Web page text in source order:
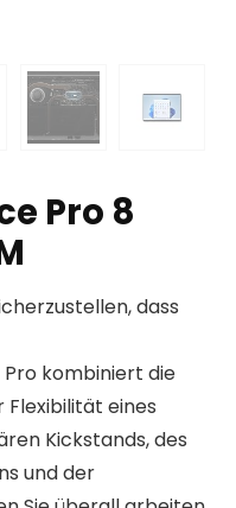
Pro 8
dass
kombiniert die
Flexibilität eines
Kickstands, des
und der